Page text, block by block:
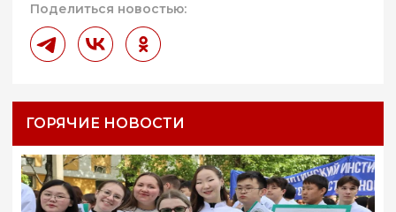
Поделиться новостью:
ГОРЯЧИЕ НОВОСТИ